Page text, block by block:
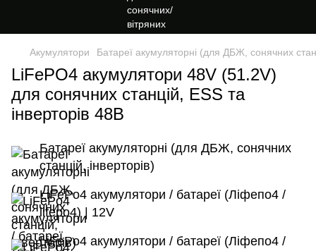
Акумулятори Батареї акумуляторні (для ДБЖ, сонячних
LiFePO4 акумулятори 48V (51.2V)
для сонячних станцій, ESS та
інверторів 48В
Батареї акумуляторні (для ДБЖ, сонячних
станцій, інверторів)
LiFePo4 акумулятори / батареї (Ліфепо4 /
lifepo4) | 12V
LiFePo4 акумулятори / батареї (Ліфепо4 /